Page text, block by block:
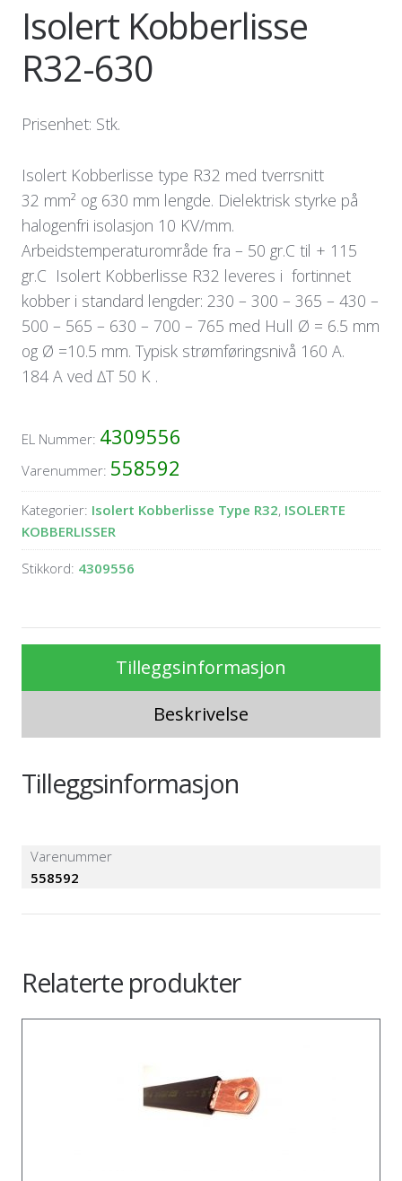
Isolert Kobberlisse
R32-630
Prisenhet: Stk.
Isolert Kobberlisse type R32 med tverrsnitt
32 mm² og 630 mm lengde. Dielektrisk styrke på
halogenfri isolasjon 10 KV/mm.
Arbeidstemperaturområde fra – 50 gr.C til + 115
gr.C Isolert Kobberlisse R32 leveres i fortinnet
kobber i standard lengder: 230 – 300 – 365 – 430 –
500 – 565 – 630 – 700 – 765 med Hull Ø = 6.5 mm
og Ø =10.5 mm. Typisk strømføringsnivå 160 A.
184 A ved ∆T 50 K .
EL Nummer: 4309556
Varenummer: 558592
Kategorier: Isolert Kobberlisse Type R32, ISOLERTE
KOBBERLISSER
Stikkord: 4309556
Tilleggsinformasjon
Beskrivelse
Tilleggsinformasjon
Varenummer
558592
Relaterte produkter